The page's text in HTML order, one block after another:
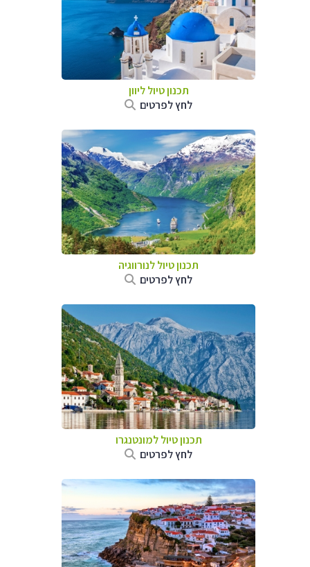
תכנון טיול ליוון
לחץ לפרטים
תכנון טיול לנורווגיה
לחץ לפרטים
תכנון טיול למונטנגרו
לחץ לפרטים